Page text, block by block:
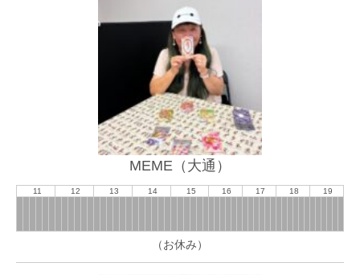
MEME（大通）
11 12 13 14 15 16 17 18 19
（お休み）